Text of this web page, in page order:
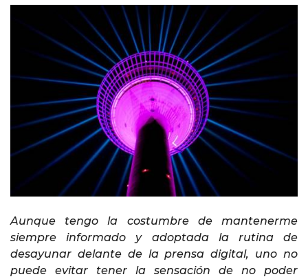
Aunque tengo la costumbre de mantenerme
siempre informado y adoptada la rutina de
desayunar delante de la prensa digital, uno no
puede evitar tener la sensación de no poder